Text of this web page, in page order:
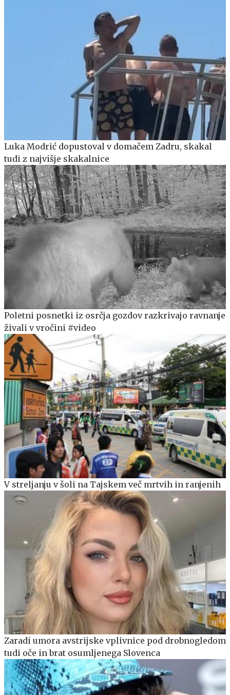
Luka Modrić dopustoval v domačem Zadru, skakal
tudi z najvišje skakalnice
Poletni posnetki iz osrčja gozdov razkrivajo ravnanje
živali v vročini #video
V streljanju v šoli na Tajskem več mrtvih in ranjenih
Zaradi umora avstrijske vplivnice pod drobnogledom
tudi oče in brat osumljenega Slovenca